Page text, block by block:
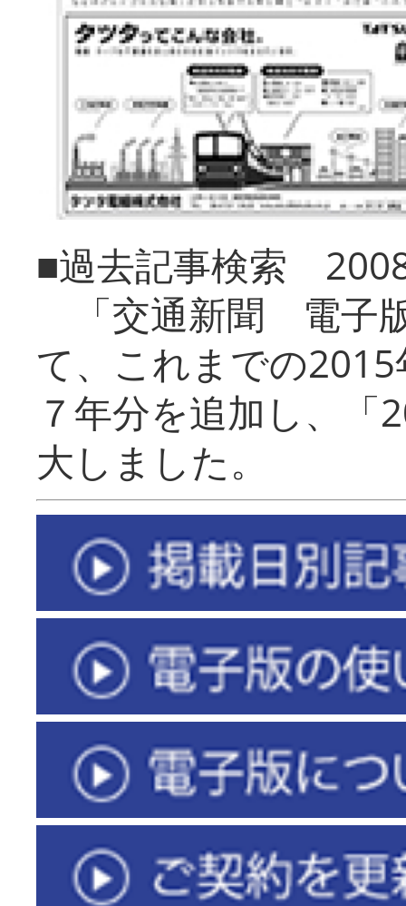
■過去記事検索
「交通新聞 電子
て、これまでの
７年分を追加し、「
大しまし